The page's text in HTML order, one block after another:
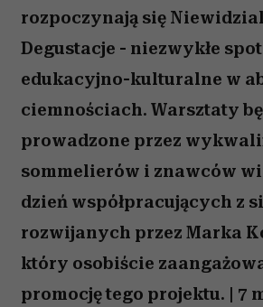
rozpoczynają się
Degustacje - niezwykłe
edukacyjno-kulturalne w
ciemnościach. Warsztaty
prowadzone przez
sommelierów i znawców
dzień współpracujących z
rozwijanych przez Marka
który osobiście
promocję tego projektu. | 7